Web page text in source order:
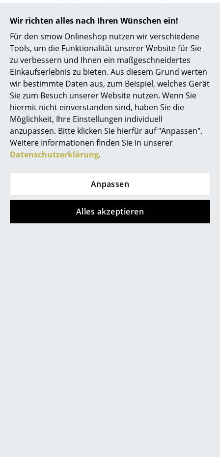
Wir richten alles nach Ihren Wünschen ein!
Für den smow Onlineshop nutzen wir verschiedene
Tools, um die Funktionalität unserer Website für Sie
zu verbessern und Ihnen ein maßgeschneidertes
Einkaufserlebnis zu bieten. Aus diesem Grund werten
wir bestimmte Daten aus, zum Beispiel, welches Gerät
Sie zum Besuch unserer Website nutzen. Wenn Sie
hiermit nicht einverstanden sind, haben Sie die
Möglichkeit, Ihre Einstellungen individuell
anzupassen. Bitte klicken Sie hierfür auf "Anpassen".
Weitere Informationen finden Sie in unserer
Datenschutzerklärung.
Anpassen
Alles akzeptieren
Sarah Schümann
Projektplanung | Interior Design